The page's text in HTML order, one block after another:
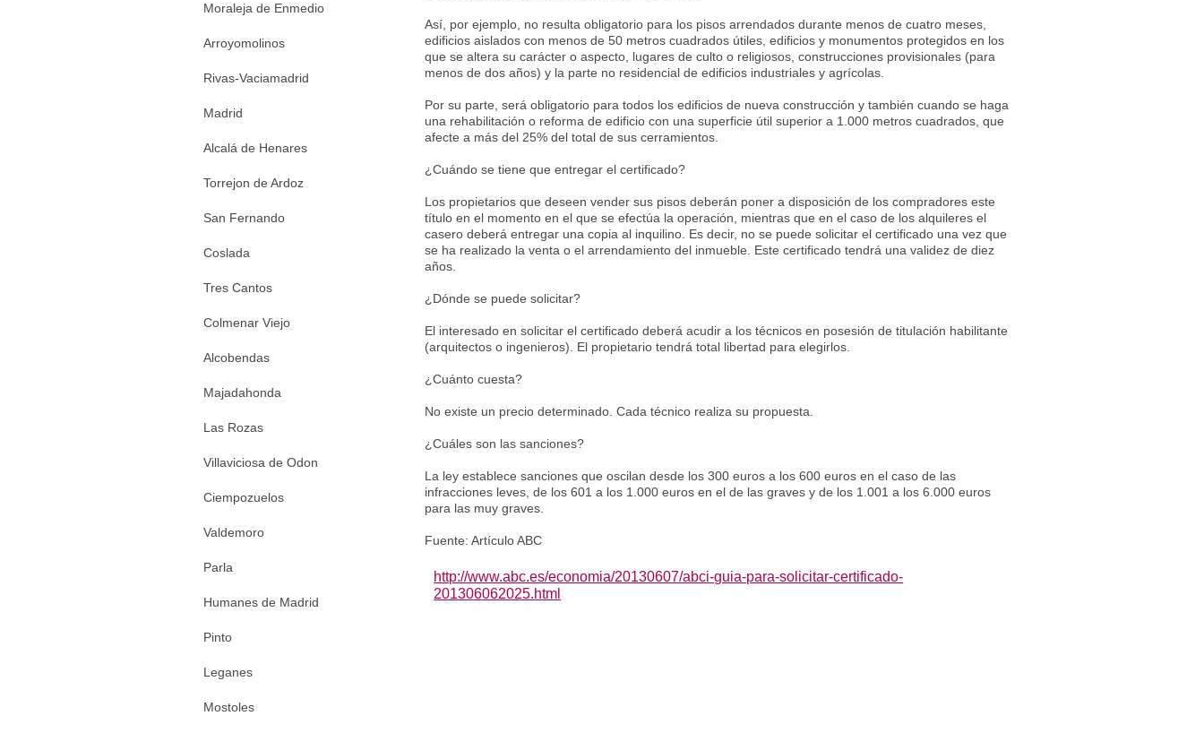
Así, por ejemplo, no resulta obligatorio para los pisos arrendados durante menos de cuatro meses,
edificios aislados con menos de 50 metros cuadrados útiles, edificios y monumentos protegidos en los
que se altera su carácter o aspecto, lugares de culto o religiosos, construcciones provisionales (para
menos de dos años) y la parte no residencial de edificios industriales y agrícolas.
Por su parte, será obligatorio para todos los edificios de nueva construcción y también cuando se haga
una rehabilitación o reforma de edificio con una superficie útil superior a 1.000 metros cuadrados, que
afecte a más del 25% del total de sus cerramientos.
¿Cuándo se tiene que entregar el certificado?
Los propietarios que deseen vender sus pisos deberán poner a disposición de los compradores este
título en el momento en el que se efectúa la operación, mientras que en el caso de los alquileres el
casero deberá entregar una copia al inquilino. Es decir, no se puede solicitar el certificado una vez que
se ha realizado la venta o el arrendamiento del inmueble. Este certificado tendrá una validez de diez
años.
¿Dónde se puede solicitar?
El interesado en solicitar el certificado deberá acudir a los técnicos en posesión de titulación habilitante
(arquitectos o ingenieros). El propietario tendrá total libertad para elegirlos.
¿Cuánto cuesta?
No existe un precio determinado. Cada técnico realiza su propuesta.
¿Cuáles son las sanciones?
La ley establece sanciones que oscilan desde los 300 euros a los 600 euros en el caso de las
infracciones leves, de los 601 a los 1.000 euros en el de las graves y de los 1.001 a los 6.000 euros
para las muy graves.
Fuente: Artículo ABC
http://www.abc.es/economia/20130607/abci-guia-para-solicitar-certificado-
201306062025.html
Moraleja de Enmedio
Arroyomolinos
Rivas-Vaciamadrid
Madrid
Alcalá de Henares
Torrejon de Ardoz
San Fernando
Coslada
Tres Cantos
Colmenar Viejo
Alcobendas
Majadahonda
Las Rozas
Villaviciosa de Odon
Ciempozuelos
Valdemoro
Parla
Humanes de Madrid
Pinto
Leganes
Mostoles